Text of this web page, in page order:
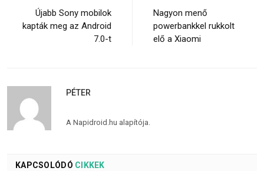
Újabb Sony mobilok
kapták meg az Android
7.0-t
Nagyon menő
powerbankkel rukkolt
elő a Xiaomi
PÉTER
A Napidroid.hu alapítója.
KAPCSOLÓDÓ CIKKEK